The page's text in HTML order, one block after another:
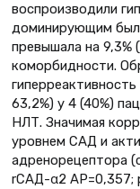
воспроизводили
доминирующим был
превышала на 9,3%
коморбидности.
63,2%) у 4 (40%)
НЛТ. Значимая
уровнем САД и
адренорецептора
rСАД-α2 АР=0,357;